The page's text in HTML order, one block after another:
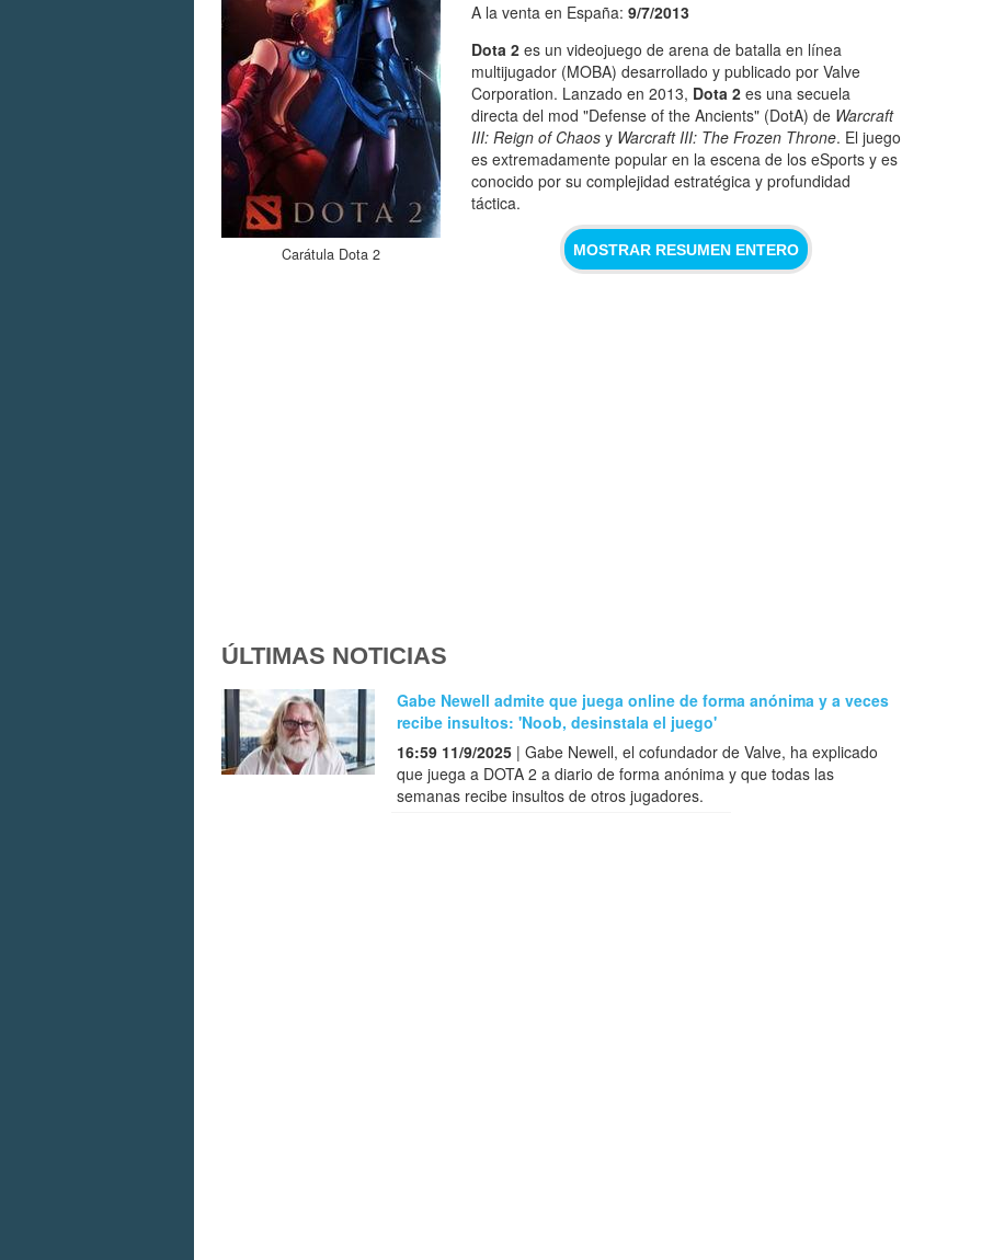
Carátula Dota 2
A la venta en España: 9/7/2013
Dota 2 es un videojuego de arena de batalla en línea
multijugador (MOBA) desarrollado y publicado por Valve
Corporation. Lanzado en 2013, Dota 2 es una secuela
directa del mod "Defense of the Ancients" (DotA) de Warcraft
III: Reign of Chaos y Warcraft III: The Frozen Throne. El juego
es extremadamente popular en la escena de los eSports y es
conocido por su complejidad estratégica y profundidad
táctica.
MOSTRAR RESUMEN ENTERO
ÚLTIMAS NOTICIAS
Gabe Newell admite que juega online de forma anónima y a veces
recibe insultos: 'Noob, desinstala el juego'
16:59 11/9/2025 | Gabe Newell, el cofundador de Valve, ha explicado
que juega a DOTA 2 a diario de forma anónima y que todas las
semanas recibe insultos de otros jugadores.